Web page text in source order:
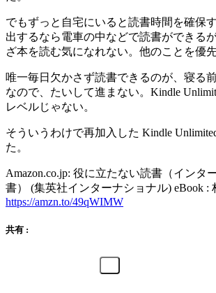
でもずっと自宅にいると読書時間を確保
出するなら電車の中などで読書ができる
ざ本を読む気になれない。他のことを優
唯一毎日欠かさず読書できるのが、寝る
なので、たいして進まない。Kindle
レベルじゃない。
そういうわけで再加入した Kindle
た。
Amazon.co.jp: 役に立たない読書（インタ
書） (集英社インターナショナル) eBook :
https://amzn.to/49qWIMW
共有 :